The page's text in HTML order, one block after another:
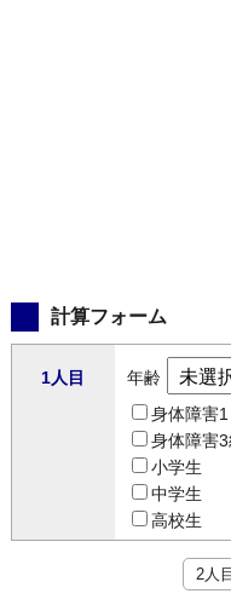
計算フォーム
1人目
年齢
身体障害
身体障害
小学生
中学生
高校生
2人